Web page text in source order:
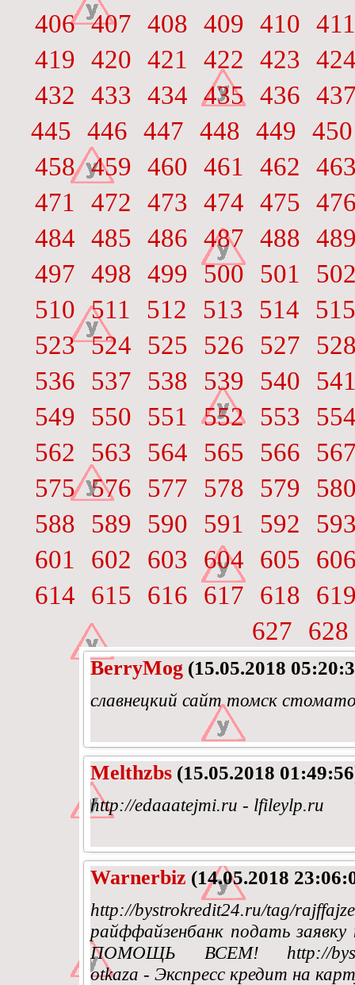
406 407 408 409 410 411
419 420 421 422 423
432
433 434 435 436
445 446 447 448 449 450
458 459 460 461 462
471
472 473 474 475
484 485 486 487 488
497 498 499 500 501
510 511 512 513 514
515
523 524 525 526 527
536
537 538 539 540
549
550 551 552 553
562
563 564 565 566
575 576 577 578 579
588
589 590 591 592
601
602 603 604 605
614
615 616 617 618
627
628
BerryMog (15.05.2018
славнецкий сайт томск
Melthzbs (15.05.2018
http://edaaatejmi.ru - lfileylp.ru
Warnerbiz (14.05.2018
http://bystrokredit24.ru/tag/
райффайзенбанк подать
ПОМОЩЬ ВСЕМ! http://
otkaza - Экспресс кредит на